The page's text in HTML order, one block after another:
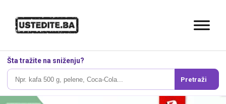
Šta tražite na sniženju?
Pretraži